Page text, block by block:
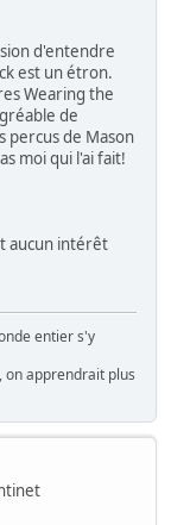
d'entendre
est un étron.
Wearing the
de
percus de Mason
moi qui l'ai fait!
aucun intérêt
entier s'y
on apprendrait plus